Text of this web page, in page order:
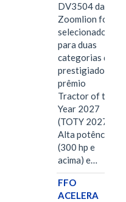
DV3504 da
Zoomlion foi
selecionado
para duas
categorias do
prestigiado
prêmio
Tractor of the
Year 2027
(TOTY 2027:
Alta potência
(300 hp e
acima) e…
FFO
ACELERA